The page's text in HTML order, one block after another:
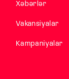
Xəbərlər
Vakansiyalar
Kampaniyalar